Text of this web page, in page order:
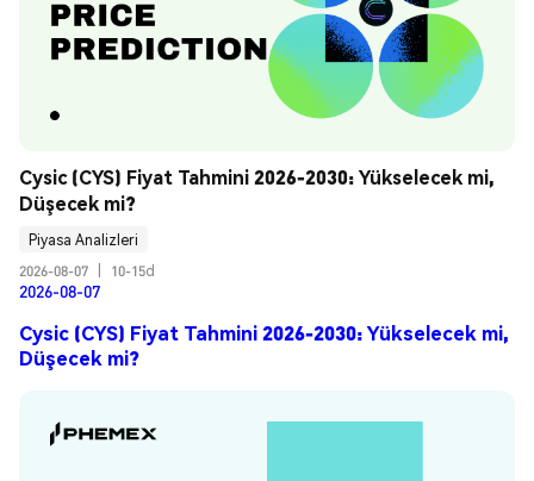
Cysic (CYS) Fiyat Tahmini 2026-2030: Yükselecek mi,
Düşecek mi?
Piyasa Analizleri
2026-08-07
10-15d
2026-08-07
Cysic (CYS) Fiyat Tahmini 2026-2030: Yükselecek mi,
Düşecek mi?